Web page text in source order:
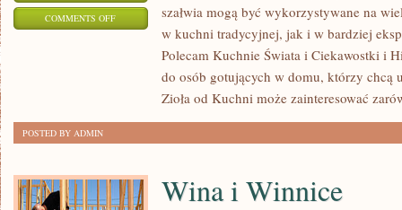
COMMENTS OFFON
szałwia mogą być wykorzystywane na
w kuchni tradycyjnej, jak i w bardziej
Polecam Kuchnie Świata i Ciekawostki i
do osób gotujących w domu, którzy chcą
Zioła od Kuchni może zainteresować
POSTED BY ADMIN
Wina i Winnice